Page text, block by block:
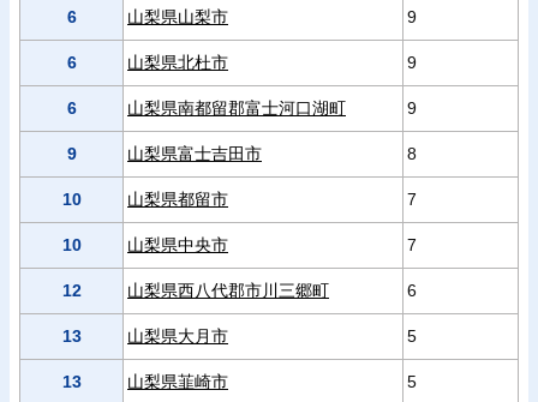
6 山梨県山梨市 9
6 山梨県北杜市 9
6 山梨県南都留郡富士河口湖町 9
9 山梨県富士吉田市 8
10 山梨県都留市 7
10 山梨県中央市 7
12 山梨県西八代郡市川三郷町 6
13 山梨県大月市 5
13 山梨県韮崎市 5